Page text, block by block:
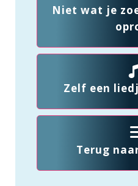
Niet wat je
Zelf een
Terug